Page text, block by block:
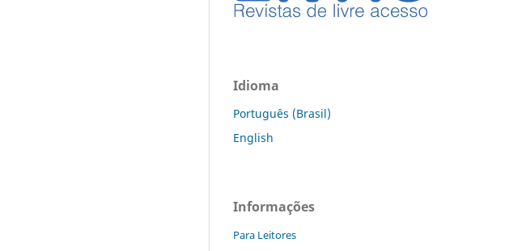
Idioma
Português (Brasil)
English
Informações
Para Leitores